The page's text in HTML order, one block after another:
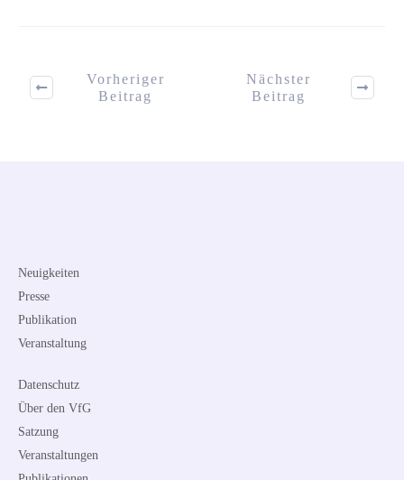
Vorheriger
Beitrag
Nächster
Beitrag
Neuigkeiten
Presse
Publikation
Veranstaltung
Datenschutz
Über den VfG
Satzung
Veranstaltungen